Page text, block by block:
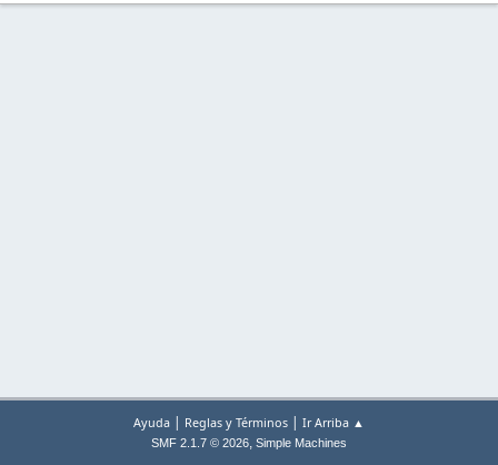
Ayuda | Reglas y Términos | Ir Arriba ▲
SMF 2.1.7 © 2026, Simple Machines